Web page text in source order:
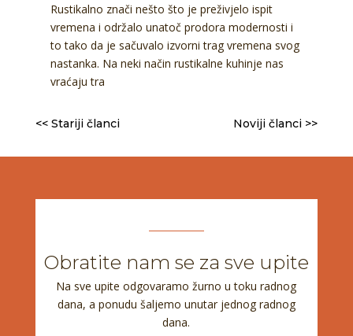
Rustikalno znači nešto što je preživjelo ispit
vremena i održalo unatoč prodora modernosti i
to tako da je sačuvalo izvorni trag vremena svog
nastanka. Na neki način rustikalne kuhinje nas
vraćaju tra
<< Stariji članci Noviji članci >>
Obratite nam se za sve upite
Na sve upite odgovaramo žurno u toku radnog
dana, a ponudu šaljemo unutar jednog radnog
dana.